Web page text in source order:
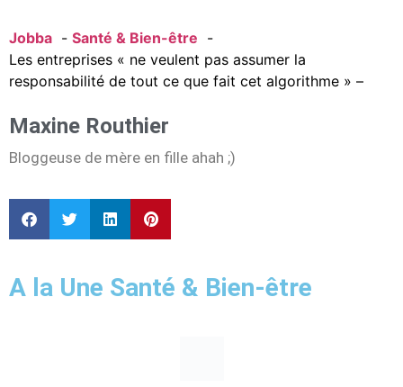
Jobba
Santé & Bien-être
Les entreprises « ne veulent pas assumer la
responsabilité de tout ce que fait cet algorithme » –
Maxine Routhier
Bloggeuse de mère en fille ahah ;)
A la Une Santé & Bien-être